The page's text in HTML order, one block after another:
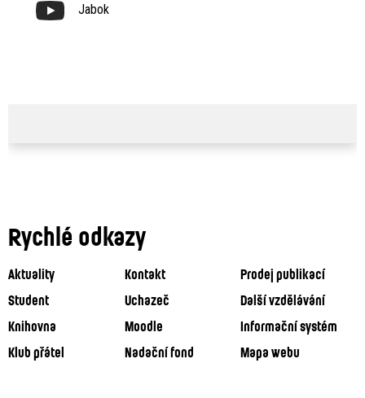
Jabok
Rychlé odkazy
Aktuality Kontakt
Prodej publikací
Student
Uchazeč
Další vzdělávání
Knihovna
Moodle
Informační systém
Klub přátel
Nadační fond Mapa webu